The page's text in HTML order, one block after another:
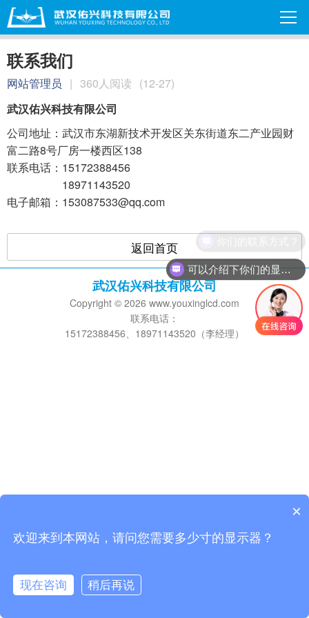
联系我们
网站管理员 | 360人阅读 (12-27)
武汉佑兴科技有限公司
公司地址：武汉市东湖新技术开发区关东街道东二产业园财
富二路8号厂房一楼西区138
联系电话：15172388456
18971143520
电子邮箱：153087533@qq.com
返回首页
武汉佑兴科技有限公司
Copyright © 2026 www.youxinglcd.com
联系电话：
15172388456、18971143520（李经理）
可以介绍下你们的显示器吗？
×
欢迎来到本网站，请问您需要多少寸的显示器？
现在咨询 稍后再说